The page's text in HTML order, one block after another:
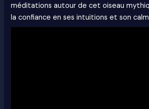
méditations autour de cet oiseau
la confiance en ses intuitions et son